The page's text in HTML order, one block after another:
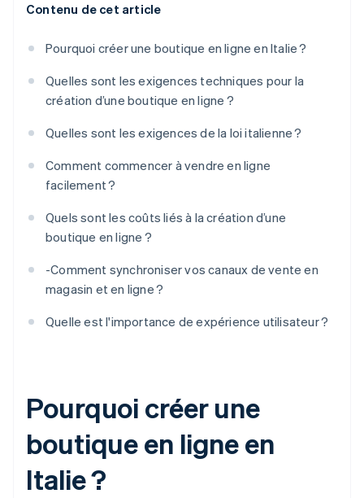
Contenu de cet article
Pourquoi créer une boutique en ligne en Italie ?
Quelles sont les exigences techniques pour la
création d’une boutique en ligne ?
Quelles sont les exigences de la loi italienne ?
Comment commencer à vendre en ligne
facilement ?
Quels sont les coûts liés à la création d’une
boutique en ligne ?
-Comment synchroniser vos canaux de vente en
magasin et en ligne ?
Quelle est l'importance de expérience utilisateur ?
Pourquoi créer une
boutique en ligne en
Italie ?